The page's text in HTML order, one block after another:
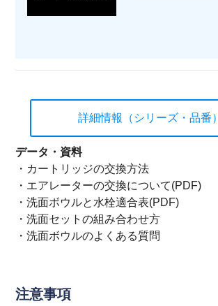
詳細情報（シリーズ・品番）
データ・資料
・ カートリッジの交換方法
・ エアレーターの交換について(PDF)
・洗面ボウルと水栓適合表(PDF)
・洗面セットの組み合わせ方
・洗面ボウルのよくある質問
注意事項